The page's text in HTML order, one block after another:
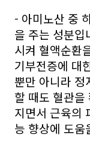
- 아미노산 중
을 주는 성분입
시켜 혈액순환
기부전증에 대
뿐만 아니라 정
할 때도 혈관을
지면서 근육의
능 향상에 도움